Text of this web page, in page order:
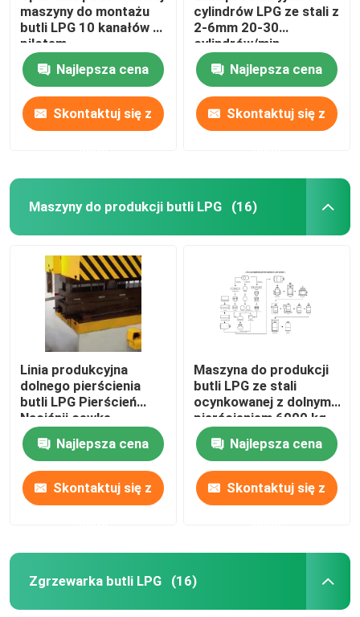
maszyny do montażu
butli LPG 10 kanałów z
pilotem
Najlepsza cena
Skontaktuj się z
cylindrów LPG ze stali z
2-6mm 20-30
cylindrów/min
Najlepsza cena
Skontaktuj się z
Maszyny do produkcji butli LPG (16)
Linia produkcyjna
dolnego pierścienia
butli LPG Pierścień
Naciśnij cewkę
Średnica wewnętrzna
Zakres 460-540 mm
Najlepsza cena
Skontaktuj się z
Maszyna do produkcji
butli LPG ze stali
ocynkowanej z dolnym
pierścieniem 6000 kg
Najlepsza cena
Skontaktuj się z
Zgrzewarka butli LPG (16)